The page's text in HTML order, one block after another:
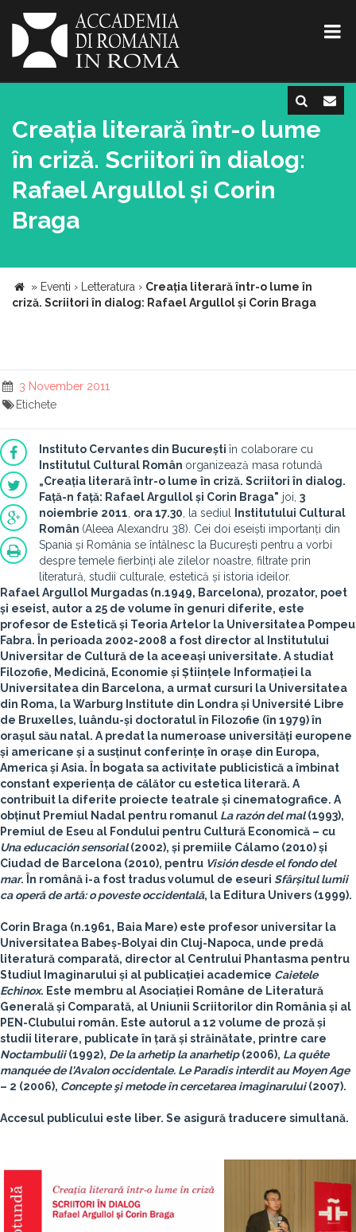
Creația literară într-o lume
în criză. Scriitori în dialog:
Rafael Argullol și Corin
Braga
» Eventi › Letteratura › Creația literară într-o lume în
criză. Scriitori în dialog: Rafael Argullol și Corin Braga
3 November 2011
Etichete
Instituto Cervantes din București în colaborare cu
Institutul Cultural Român organizează masa rotundă
„Creația literară într-o lume în criză. Scriitori în dialog.
Față-n față: Rafael Argullol și Corin Braga" joi, 3
noiembrie 2011 ora 17.30 , la sediul
Institutului Cultural
Român (Aleea Alexandru 38). Cei doi eseiști importanți din
Spania și România se întâlnesc la București pentru a vorbi
despre temele fierbinți ale zilelor noastre, filtrate prin
literatură, studii culturale, estetică și istoria ideilor.
Rafael Argullol Murgadas (n.1949, Barcelona), prozator, poet
și eseist, autor a 25 de volume în genuri diferite, este
profesor de Estetică și Teoria Artelor la Universitatea Pompeu
Fabra. În perioada 2002-2008 a fost director al Institutului
Universitar de Cultură de la aceeași universitate. A studiat
Filozofie, Medicină, Economie și Științele Informației la
Universitatea din Barcelona, a urmat cursuri la Universitatea
din Roma, la Warburg Institute din Londra și Université Libre
de Bruxelles, luându-și doctoratul în Filozofie (în 1979) în
orașul său natal. A predat la numeroase universități europene
și americane și a susținut conferințe în orașe din Europa,
America și Asia. În bogata sa activitate publicistică a îmbinat
constant experiența de călător cu estetica literară. A
contribuit la diferite proiecte teatrale și cinematografice. A
obținut Premiul Nadal pentru romanul La razón del mal(1993),
Premiul de Eseu al Fondului pentru Cultură Economică – cu
Una educación sensorial(2002), și premiile Cálamo (2010) și
Ciudad de Barcelona (2010), pentru Visión desde el fondo del
mar. În română i-a fost tradus volumul de eseuri Sfârșitul lumii
ca operă de artă: o poveste occidentală, la Editura Univers (1999).
Corin Braga (n.1961, Baia Mare) este profesor universitar la
Universitatea Babeș-Bolyai din Cluj-Napoca, unde predă
literatură comparată, director al Centrului Phantasma pentru
Studiul Imaginarului și al publicației academice Caietele
Echinox. Este membru al Asociației Române de Literatură
Generală și Comparată, al Uniunii Scriitorilor din România și al
PEN-Clubului român. Este autorul a 12 volume de proză și
studii literare, publicate în țară și străinătate, printre care
Noctambulii(1992), De la arhetip la anarhetip(2006), La quête
manquée de l'Avalon occidentale. Le Paradis interdit au Moyen Age
– 2 (2006), Concepte şi metode în cercetarea imaginarului(2007).
Accesul publicului este liber. Se asigură traducere simultană.